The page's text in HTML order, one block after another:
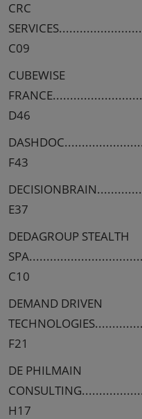
CRC
C09
CUBEWISE
D46
F43
E37
DEDAGROUP STEALTH
C10
DEMAND DRIVEN
F21
DE PHILMAIN
H17